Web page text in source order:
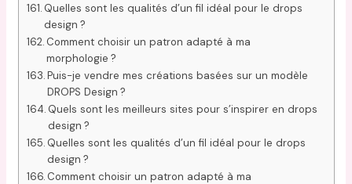
Quelles sont les qualités d’un fil idéal pour le drops
design ?
Comment choisir un patron adapté à ma
morphologie ?
Puis-je vendre mes créations basées sur un modèle
DROPS Design ?
Quels sont les meilleurs sites pour s’inspirer en drops
design ?
Quelles sont les qualités d’un fil idéal pour le drops
design ?
Comment choisir un patron adapté à ma